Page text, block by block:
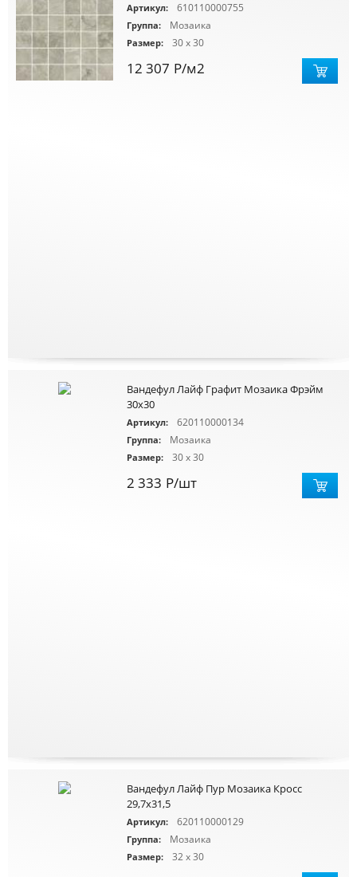
Артикул: 610110000755
Группа: Мозаика
Размер: 30 x 30
12 307 Р/м2
Вандефул Лайф Графит Мозаика Фрэйм
30х30
Артикул: 620110000134
Группа: Мозаика
Размер: 30 x 30
2 333 Р/шт
Вандефул Лайф Пур Мозаика Кросс
29,7х31,5
Артикул: 620110000129
Группа: Мозаика
Размер: 32 x 30